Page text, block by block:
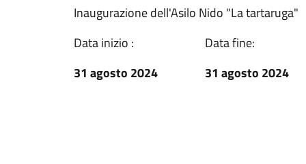
Inaugurazione dell'Asilo Nido "La tartaruga"
Data inizio :
31 agosto 2024
Data fine:
31 agosto 2024